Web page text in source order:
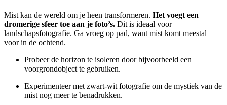
Mist kan de wereld om je heen transformeren. Het voegt een
dromerige sfeer toe aan je foto’s. Dit is ideaal voor
landschapsfotografie. Ga vroeg op pad, want mist komt meestal
voor in de ochtend.
Probeer de horizon te isoleren door bijvoorbeeld een
voorgrondobject te gebruiken.
Experimenteer met zwart-wit fotografie om de mystiek van de
mist nog meer te benadrukken.